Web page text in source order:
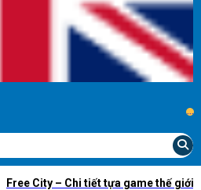
...
Free City – Chi tiết tựa game thế giới